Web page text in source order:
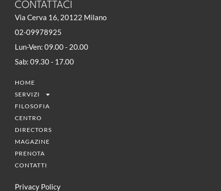
CONTATTACI
Via Cerva 16, 20122 Milano
02-09978925
Lun-Ven: 09.00 - 20.00
Sab: 09.30 - 17.00
HOME
SERVIZI
FILOSOFIA
CENTRO
DIRECTORS
MAGAZINE
PRENOTA
CONTATTI
Privacy Policy